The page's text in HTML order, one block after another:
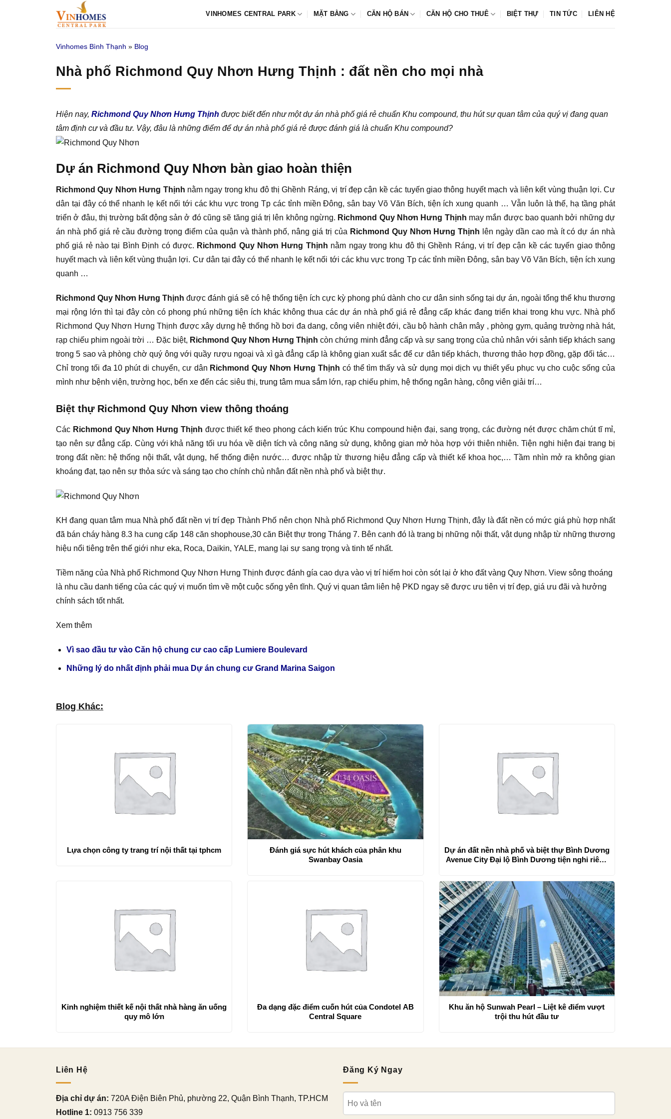
VINHOMES CENTRAL PARK MẶT BẰNG CĂN HỘ BÁN CĂN HỘ CHO THUÊ BIỆT THỰ TIN TỨC LIÊN HỆ
Vinhomes Bình Thạnh » Blog
Nhà phố Richmond Quy Nhơn Hưng Thịnh : đất nền cho mọi nhà
Hiện nay, Richmond Quy Nhơn Hưng Thịnh được biết đến như một dự án nhà phố giá rẻ chuẩn Khu compound, thu hút sự quan tâm của quý vị đang quan
tâm định cư và đầu tư. Vậy, đâu là những điểm để dự án nhà phố giá rẻ được đánh giá là chuẩn Khu compound?
Dự án Richmond Quy Nhơn bàn giao hoàn thiện
Richmond Quy Nhơn Hưng Thịnh nằm ngay trong khu đô thị Ghềnh Ráng, vị trí đẹp cận kề các tuyến giao thông huyết mạch và liên kết vùng thuận lợi. Cư
dân tại đây có thể nhanh lẹ kết nối tới các khu vực trong Tp các tỉnh miền Đông, sân bay Võ Văn Bích, tiện ích xung quanh … Vẫn luôn là thế, hạ tầng phát
triển ở đâu, thị trường bất động sản ở đó cũng sẽ tăng giá trị lên không ngừng. Richmond Quy Nhơn Hưng Thịnh may mắn được bao quanh bởi những dự
án nhà phố giá rẻ cầu đường trọng điểm của quận và thành phố, nâng giá trị của Richmond Quy Nhơn Hưng Thịnh lên ngày dần cao mà ít có dự án nhà
phố giá rẻ nào tại Bình Định có được. Richmond Quy Nhơn Hưng Thịnh nằm ngay trong khu đô thị Ghềnh Ráng, vị trí đẹp cận kề các tuyến giao thông
huyết mạch và liên kết vùng thuận lợi. Cư dân tại đây có thể nhanh lẹ kết nối tới các khu vực trong Tp các tỉnh miền Đông, sân bay Võ Văn Bích, tiện ích xung
quanh …
Richmond Quy Nhơn Hưng Thịnh được đánh giá sẽ có hệ thống tiện ích cực kỳ phong phú dành cho cư dân sinh sống tại dự án, ngoài tổng thể khu thương
mại rộng lớn thì tại đây còn có phong phú những tiện ích khác không thua các dự án nhà phố giá rẻ đẳng cấp khác đang triển khai trong khu vực. Nhà phố
Richmond Quy Nhơn Hưng Thịnh được xây dựng hệ thống hồ bơi đa dang, công viên nhiệt đới, cầu bộ hành chân mây , phòng gym, quảng trường nhà hát,
rạp chiếu phim ngoài trời … Đặc biệt, Richmond Quy Nhơn Hưng Thịnh còn chứng minh đẳng cấp và sự sang trọng của chủ nhân với sảnh tiếp khách sang
trong 5 sao và phòng chờ quý ông với quầy rượu ngoại và xì gà đẳng cấp là không gian xuất sắc để cư dân tiếp khách, thương thảo hợp đồng, gặp đối tác…
Chỉ trong tối đa 10 phút di chuyển, cư dân Richmond Quy Nhơn Hưng Thịnh có thể tìm thấy và sử dụng mọi dịch vụ thiết yếu phục vụ cho cuộc sống của
mình như bệnh viện, trường học, bến xe đến các siêu thị, trung tâm mua sắm lớn, rạp chiếu phim, hệ thống ngân hàng, công viên giải trí…
Biệt thự Richmond Quy Nhơn view thông thoáng
Các Richmond Quy Nhơn Hưng Thịnh được thiết kế theo phong cách kiến trúc Khu compound hiện đại, sang trọng, các đường nét được chăm chút tĩ mỉ,
tạo nên sự đẳng cấp. Cùng với khả năng tối ưu hóa về diện tích và công năng sử dụng, không gian mở hòa hợp với thiên nhiên. Tiện nghi hiện đại trang bị
trong đất nền: hệ thống nội thất, vật dụng, hế thống điện nước… được nhập từ thương hiệu đẳng cấp và thiết kế khoa học,… Tầm nhìn mở ra không gian
khoáng đạt, tạo nên sự thỏa sức và sáng tạo cho chính chủ nhân đất nền nhà phố và biệt thự.
KH đang quan tâm mua Nhà phố đất nền vị trí đẹp Thành Phố nên chọn Nhà phố Richmond Quy Nhơn Hưng Thịnh, đây là đất nền có mức giá phù hợp nhất
đã bán cháy hàng 8.3 ha cung cấp 148 căn shophouse,30 căn Biệt thự trong Tháng 7. Bên cạnh đó là trang bị những nội thất, vật dụng nhập từ những thương
hiệu nổi tiêng trên thế giới như eka, Roca, Daikin, YALE, mang lại sự sang trọng và tinh tế nhất.
Tiềm năng của Nhà phố Richmond Quy Nhơn Hưng Thịnh được đánh gía cao dựa vào vị trí hiếm hoi còn sót lại ở kho đất vàng Quy Nhơn. View sông thoáng
là nhu cầu danh tiếng của các quý vị muốn tìm về một cuộc sống yên tĩnh. Quý vị quan tâm liên hệ PKD ngay sẽ được ưu tiên vị trí đẹp, giá ưu đãi và hưởng
chính sách tốt nhất.
Xem thêm
Vì sao đầu tư vào Căn hộ chung cư cao cấp Lumiere Boulevard
Những lý do nhất định phải mua Dự án chung cư Grand Marina Saigon
Blog Khác:
Lựa chọn công ty trang trí nội thất tại tphcm
Đánh giá sực hút khách của phân khu
Swanbay Oasia
Dự án đất nền nhà phố và biệt thự Bình Dương
Avenue City Đại lộ Bình Dương tiện nghi riêng
Kinh nghiệm thiết kế nội thất nhà hàng ăn uống
quy mô lớn
Đa dạng đặc điểm cuốn hút của Condotel AB
Central Square
Khu ăn hộ Sunwah Pearl – Liệt kê điểm vượt
trội thu hút đầu tư
Liên Hệ
Địa chỉ dự án: 720A Điện Biên Phủ, phường 22, Quận Bình Thạnh, TP.HCM
Hotline 1: 0913 756 339
Đăng Ký Ngay